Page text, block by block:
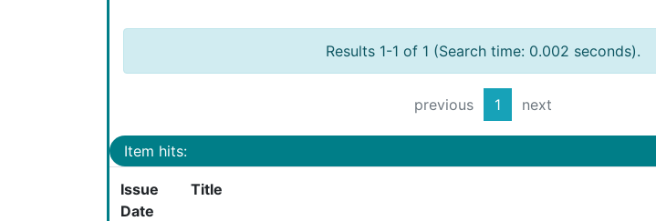
Results 1-1 of 1 (Search time: 0.002 seconds).
previous 1 next
Item hits:
Issue
Date
Title